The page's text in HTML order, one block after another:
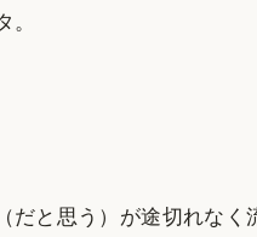
だと思う）が途切れなく